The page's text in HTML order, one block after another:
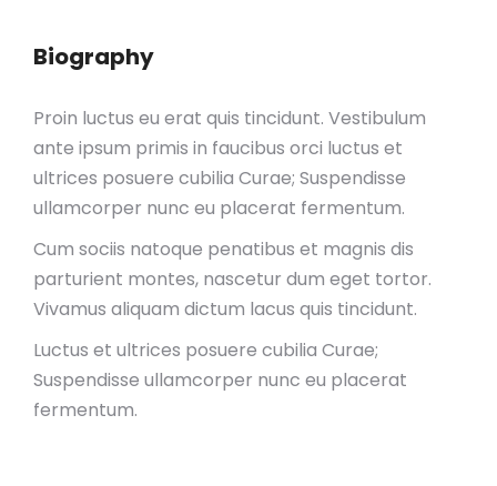
Biography
Proin luctus eu erat quis tincidunt. Vestibulum
ante ipsum primis in faucibus orci luctus et
ultrices posuere cubilia Curae; Suspendisse
ullamcorper nunc eu placerat fermentum.
Cum sociis natoque penatibus et magnis dis
parturient montes, nascetur dum eget tortor.
Vivamus aliquam dictum lacus quis tincidunt.
Luctus et ultrices posuere cubilia Curae;
Suspendisse ullamcorper nunc eu placerat
fermentum.